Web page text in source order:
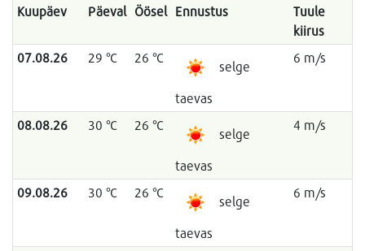
Kuupäev Päeval Öösel Ennustus
Tuule
kiirus
07.08.26
29 °C 26 °C
selge
taevas
6 m/s
08.08.26 30 °C 26 °C
selge
taevas
4 m/s
09.08.26 30 °C 26 °C
selge
taevas
6 m/s